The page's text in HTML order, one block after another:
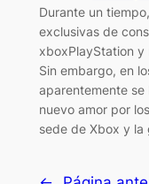
Durante un
exclusivas de
xboxPlayStation y
Sin embargo, en
aparentemente se
nuevo amor por
sede de Xbox y